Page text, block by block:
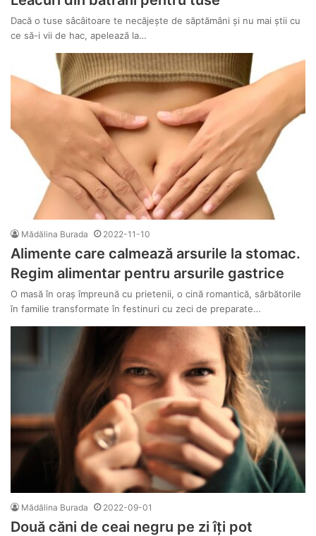
Dacă o tuse sâcâitoare te necăjește de săptămâni și nu mai știi cu
ce să-i vii de hac, apelează la…
Mădălina Burada 2022-11-10
Alimente care calmează arsurile la stomac.
Regim alimentar pentru arsurile gastrice
O masă în oraș împreună cu prietenii, o cină romantică, sărbătorile
în familie transformate în festinuri cu zeci de preparate…
Mădălina Burada 2022-09-01
Două căni de ceai negru pe zi îți pot